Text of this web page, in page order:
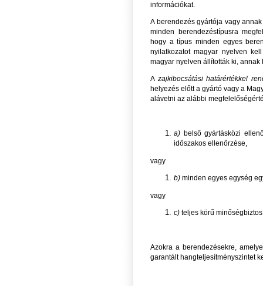
információkat.
A berendezés gyártója vagy
minden berendezéstípusra
hogy a típus minden egyes
nyilatkozatot magyar nyelven
magyar nyelven állították ki,
A zajkibocsátási határértékkel
helyezés előtt a gyártó vagy a
alávetni az alábbi
a) belső gyártásközi
időszakos ellenőrzése,
vagy
b) minden egyes egység
vagy
c) teljes körű
Azokra a berendezésekre,
garantált hangteljesítményszintet